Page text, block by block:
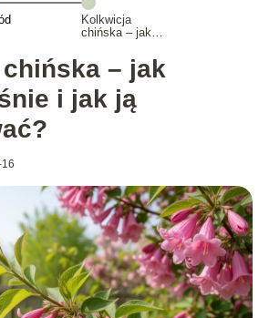
Kolkwicja
chińska – jak
pielęgnować?
– jak
i jak ją